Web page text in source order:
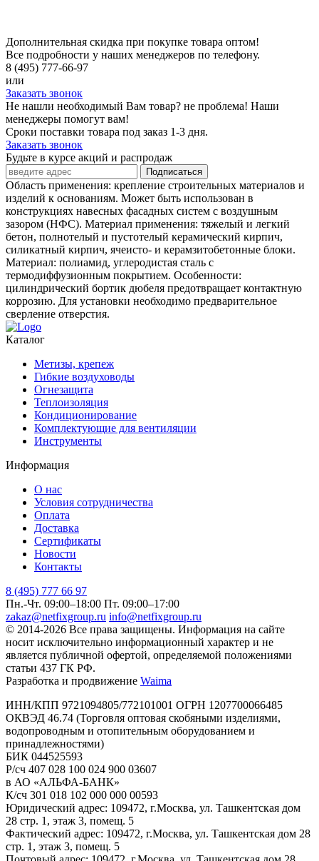
Дополнительная скидка при покупке товара оптом!
Все подробности у наших менеджеров по телефону.
8 (495) 777-66-97
или
Заказать звонок
Не нашли необходимый Вам товар? не проблема! Наши
менеджеры помогут вам!
Сроки поставки товара под заказ 1-3 дня.
Заказать звонок
Будьте в курсе акций и распродаж
Подписаться
Область применения: крепление строительных материалов и
изделий к основаниям. Может быть использован в
конструкциях навесных фасадных систем с воздушным
зазором (НФС). Материал применения: тяжелый и легкий
бетон, полнотелый и пустотелый керамический кирпич,
силикатный кирпич, ячеисто- и керамзитобетонные блоки.
Материал: полиамид, углеродистая сталь с
термодиффузионным покрытием. Особенности:
цилиндрический бортик дюбеля предотвращает контактную
коррозию. Для установки необходимо предварительное
сверление отверстия.
Каталог
Метизы, крепеж
Гибкие воздуховоды
Огнезащита
Теплоизоляция
Кондиционирование
Комплектующие для вентиляции
Инструменты
Информация
О нас
Условия сотрудничества
Оплата
Доставка
Сертификаты
Новости
Контакты
8 (495) 777 66 97
Пн.-Чт. 09:00–18:00 Пт. 09:00–17:00
zakaz@netfixgroup.ru info@netfixgroup.ru
© 2014-2026 Все права защищены. Информация на сайте
носит исключительно информационный характер и не
является публичной офертой, определяемой положениями
статьи 437 ГК РФ.
Разработка и продвижение Waima
ИНН/КПП 9721094805/772101001 ОГРН 1207700066485
ОКВЭД 46.74 (Торговля оптовая скобяными изделиями,
водопроводным и отопительным оборудованием и
принадлежностями)
БИК 044525593
Р/сч 407 028 100 024 900 03607
в АО «АЛЬФА-БАНК»
К/сч 301 018 102 000 000 00593
Юридический адрес: 109472, г.Москва, ул. Ташкентская дом
28 стр. 1, этаж 3, помещ. 5
Фактический адрес: 109472, г.Москва, ул. Ташкентская дом 28
стр. 1, этаж 3, помещ. 5